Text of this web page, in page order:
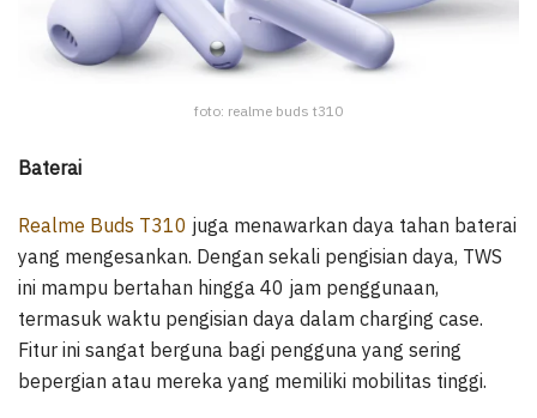
foto: realme buds t310
Baterai
Realme Buds T310 juga menawarkan daya tahan baterai
yang mengesankan. Dengan sekali pengisian daya, TWS
ini mampu bertahan hingga 40 jam penggunaan,
termasuk waktu pengisian daya dalam charging case.
Fitur ini sangat berguna bagi pengguna yang sering
bepergian atau mereka yang memiliki mobilitas tinggi.